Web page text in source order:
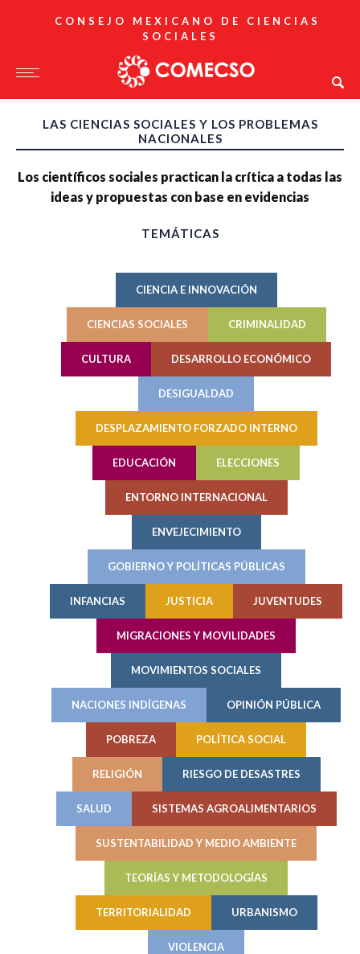
CONSEJO MEXICANO DE CIENCIAS
SOCIALES
LAS CIENCIAS SOCIALES Y LOS PROBLEMAS
NACIONALES
Los científicos sociales practican la crítica a todas las
ideas y propuestas con base en evidencias
TEMÁTICAS
CIENCIA E INNOVACIÓN
CIENCIAS SOCIALES CRIMINALIDAD
CULTURA DESARROLLO ECONÓMICO
DESIGUALDAD
DESPLAZAMIENTO FORZADO INTERNO
EDUCACIÓN ELECCIONES
ENTORNO INTERNACIONAL
ENVEJECIMIENTO
GOBIERNO Y POLÍTICAS PÚBLICAS
INFANCIAS JUSTICIA JUVENTUDES
MIGRACIONES Y MOVILIDADES
MOVIMIENTOS SOCIALES
NACIONES INDÍGENAS OPINIÓN PÚBLICA
POBREZA POLÍTICA SOCIAL
RELIGIÓN RIESGO DE DESASTRES
SALUD SISTEMAS AGROALIMENTARIOS
SUSTENTABILIDAD Y MEDIO AMBIENTE
TEORÍAS Y METODOLOGÍAS
TERRITORIALIDAD URBANISMO
VIOLENCIA